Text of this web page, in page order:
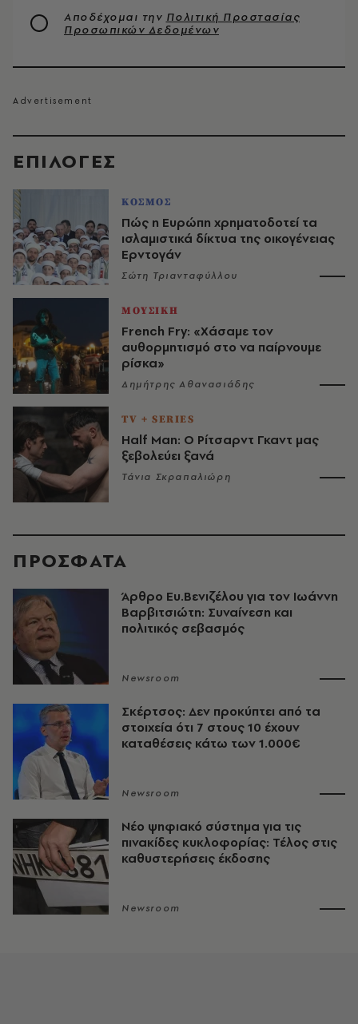
EΠΙΛΟΓΈΣ
ΚΟΣΜΟΣ
Πώς η Ευρώπη χρηματοδοτεί τα
ισλαμιστικά δίκτυα της οικογένειας
Ερντογάν
Σώτη Τριανταφύλλου
ΜΟΥΣΙΚΗ
French Fry: «Χάσαμε τον
αυθορμητισμό στο να παίρνουμε
ρίσκα»
Δημήτρης Αθανασιάδης
TV + SERIES
Half Man: Ο Ρίτσαρντ Γκαντ μας
ξεβολεύει ξανά
Τάνια Σκραπαλιώρη
Αποδέχομαι την Πολιτική Προστασίας
Προσωπικών Δεδομένων
ΠΡΟΣΦΑΤΑ
Άρθρο Ευ.Βενιζέλου για τον Iωάννη
Βαρβιτσιώτη: Συναίνεση και
πολιτικός σεβασμός
Newsroom
Σκέρτσος: Δεν προκύπτει από τα
στοιχεία ότι 7 στους 10 έχουν
καταθέσεις κάτω των 1.000€
Newsroom
Νέο ψηφιακό σύστημα για τις
πινακίδες κυκλοφορίας: Τέλος στις
καθυστερήσεις έκδοσης
Newsroom